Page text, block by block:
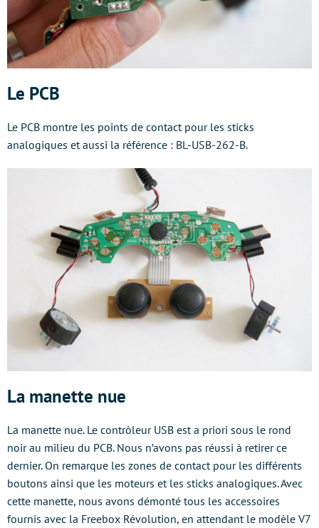
Le PCB
Le PCB montre les points de contact pour les sticks
analogiques et aussi la référence : BL-USB-262-B.
La manette nue
La manette nue. Le contrôleur USB est a priori sous le rond
noir au milieu du PCB. Nous n’avons pas réussi à retirer ce
dernier. On remarque les zones de contact pour les différents
boutons ainsi que les moteurs et les sticks analogiques. Avec
cette manette, nous avons démonté tous les accessoires
fournis avec la Freebox Révolution, en attendant le modèle V7